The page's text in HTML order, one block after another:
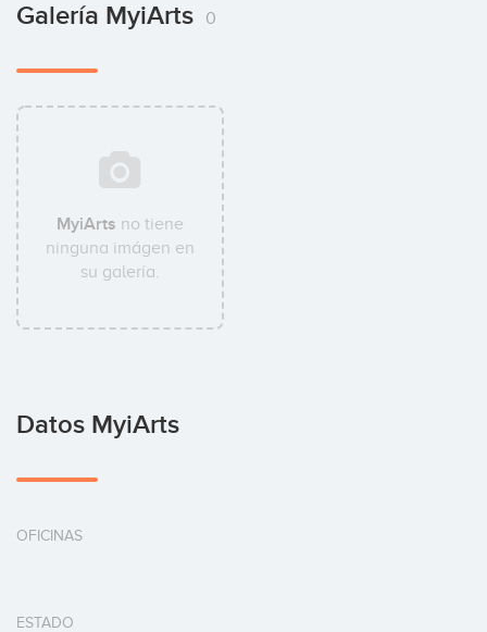
Galería MyiArts 0
MyiArts no tiene
ninguna imágen en
su galería.
Datos MyiArts
OFICINAS
ESTADO